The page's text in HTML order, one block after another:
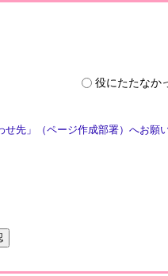
役にたたなか
先」（ページ作成部署）へお願